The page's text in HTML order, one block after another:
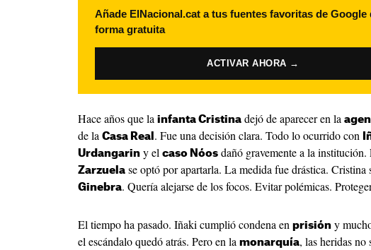
Añade ElNacional.cat a tus fuentes favoritas de Google
forma gratuita
ACTIVAR AHORA →
Hace años que la infanta Cristina dejó de aparecer en la
de la Casa Real . Fue una decisión clara. Todo lo ocurrido con
Urdangarin y el caso Nóos dañó gravemente a la institución.
Zarzuela se optó por apartarla. La medida fue drástica. Cristina
Ginebra. Quería alejarse de los focos. Evitar polémicas.
El tiempo ha pasado. Iñaki cumplió condena en prisión y
el escándalo quedó atrás. Pero en la monarquía, las heridas no